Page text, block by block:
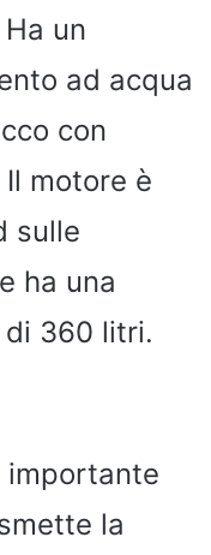
un
ad acqua
con
motore è
sulle
ha una
360 litri.
importante
la